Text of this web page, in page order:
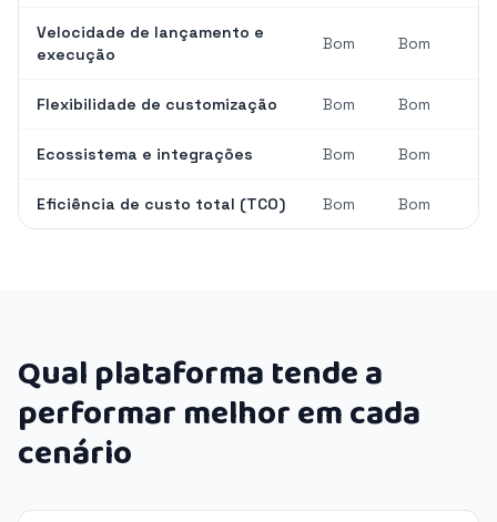
Velocidade de lançamento e
execução
Bom Bom
Flexibilidade de customização Bom Bom
Ecossistema e integrações Bom Bom
Eficiência de custo total (TCO) Bom Bom
Qual plataforma tende a
performar melhor em cada
cenário